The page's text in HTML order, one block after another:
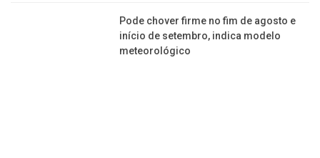
Pode chover firme no fim de agosto e
início de setembro, indica modelo
meteorológico